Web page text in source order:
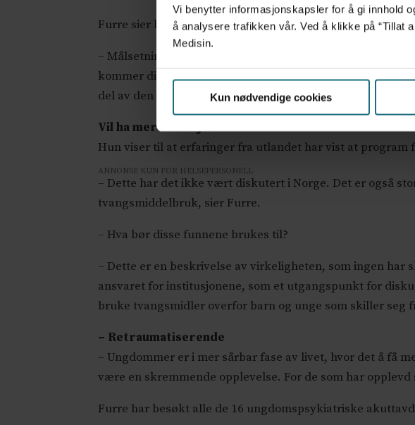
Vi benytter informasjonskapsler for å gi innhold
å analysere trafikken vår. Ved å klikke på “Tillat
Medisin.
Kun nødvendige cookies
Furre sier hun er overrasket over omfanget.
– Målsetningen bør være at man slipper å bruke
kommer dit. Men jeg skulle ønske at avdelingene hadde
del av den vanlige tralten at man legger i belter og holder
Vil ha mer diskusjon
Hun viser til at erfaringer fra utlandet har vist at
ANNONSE KUN FOR HELSEPERSONELL
– Dette har det ikke vært diskutert i Norge. Det er også
tvangsmiddelbruk, sier Furre.
– Hva bør disse funnene brukes til?
– Dette er en beskrivelse av virkeligheten, som ingen har
ansvaret for institusjonene, som et utgangspunkt for
bruke tvangsmidler overfor barn og unge som skiller seg
– Retraumatiserende
– Ungdommer er i mer sårbar fase av livet, hvor det å få
være en skremmende opplevelse. For de som har
Furre har besøkt alle de 16 ungdomspsykiatriske